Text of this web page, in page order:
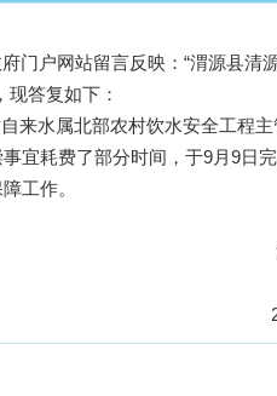
现答复如下：
宜耗费了部分时间，于9月9日
工作。